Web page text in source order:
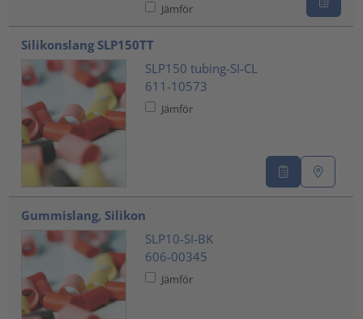
Jämför
Silikonslang SLP150TT
SLP150 tubing-SI-CL
611-10573
Jämför
Gummislang, Silikon
SLP10-SI-BK
606-00345
Jämför